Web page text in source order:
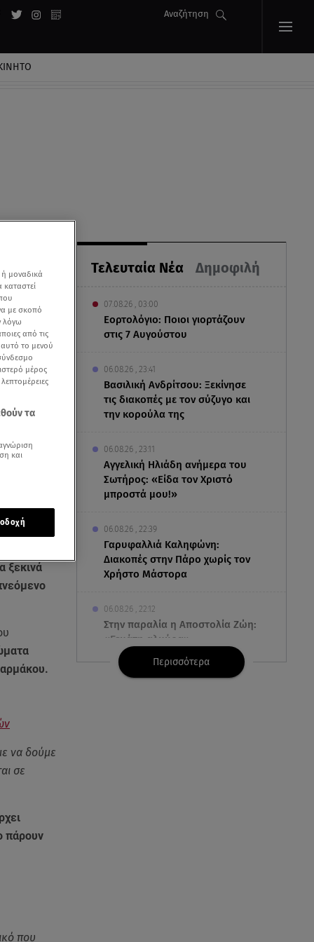
Αναζήτηση
Τελευταία Νέα Δημοφιλή
07.08.26 , 03:00
Εορτολόγιο: Ποιοι γιορτάζουν
στις 7 Αυγούστου
06.08.26 , 23:41
Βασιλική Ανδρίτσου: Ξεκίνησε
τις διακοπές με τον σύζυγο και
την κορούλα της
06.08.26 , 23:11
Αγγελική Ηλιάδη ανήμερα του
Σωτήρος: «Είδα τον Χριστό
μπροστά μου!»
06.08.26 , 22:39
Γαρυφαλλιά Καληφώνη:
Διακοπές στην Πάρο χωρίς τον
Χρήστο Μάστορα
06.08.26 , 22:12
Στην παραλία η Αποστολία Ζώη:
«Γεμάτη αλμύρα»
06.08.26 , 22:10
Περισσότερα
ξεκινά
να δούμε
σε
πάρουν
που
μοναδικά
με σκοπό
λόγω
από τις
αυτό το μενού
μέρος
τα
και